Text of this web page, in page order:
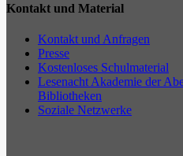
Kontakt und Material
Kontakt und Anfragen
Presse
Kostenloses Schulmaterial
Lesenacht Akademie der
Bibliotheken
Soziale Netzwerke